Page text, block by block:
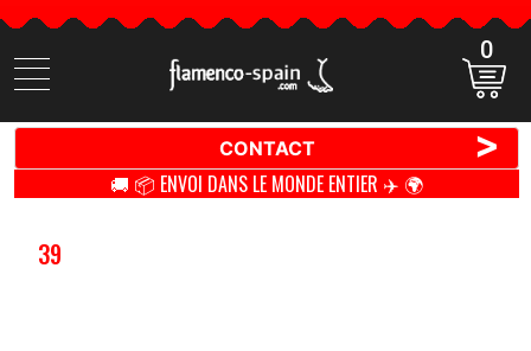
Cherchez
des
0
CONTACT >
🚚 📦 ENVOI DANS LE MONDE ENTIER ✈️ 🌍
39